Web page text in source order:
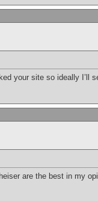
your site so ideally
are the best in my